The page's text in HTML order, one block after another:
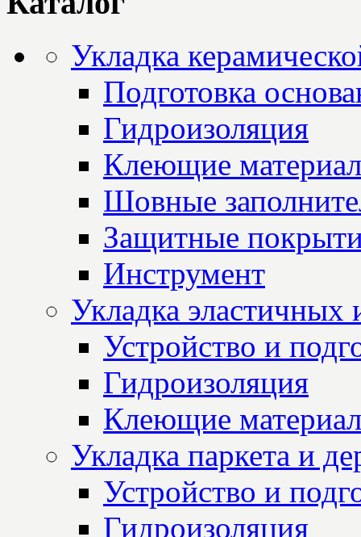
Укладка
Подготовка
Гидроизоляция
Клеющие
Шовные
Защитные
Инструмент
Укладка
Устройство и
Гидроизоляция
Клеющие
Укладка паркета и
Устройство и
Гидроизоляция